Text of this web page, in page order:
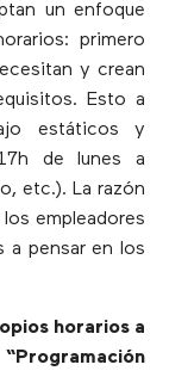
un enfoque
primero
y crean
Esto a
estáticos y
de lunes a
etc.). La razón
empleadores
a pensar en los
horarios a